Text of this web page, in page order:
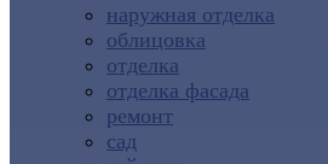
наружная отделка
облицовка
отделка
отделка фасада
ремонт
сад